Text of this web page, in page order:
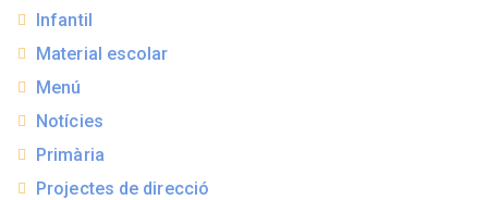
Infantil
Material escolar
Menú
Notícies
Primària
Projectes de direcció